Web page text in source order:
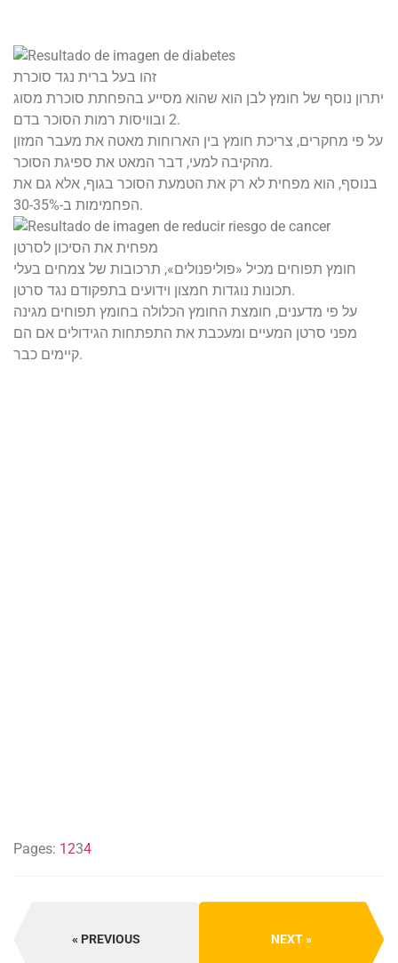
זהו בעל ברית נגד סוכרת
יתרון נוסף של חומץ לבן הוא שהוא מסייע בהפחתת סוכרת מסוג
2 ובוויסות רמות הסוכר בדם.
על פי מחקרים, צריכת חומץ בין הארוחות מאטה את מעבר המזון
מהקיבה למעי, דבר המאט את ספיגת הסוכר.
בנוסף, הוא מפחית לא רק את הטמעת הסוכר בגוף, אלא גם את
הפחמימות ב-30-35%.
מפחית את הסיכון לסרטן
חומץ תפוחים מכיל «פוליפנולים», תרכובות של צמחים בעלי
תכונות נוגדות חמצון וידועים בתפקודם נגד סרטן.
על פי מדענים, חומצת החומץ הכלולה בחומץ תפוחים מגינה
מפני סרטן המעיים ומעכבת את התפתחות הגידולים אם הם
קיימים כבר.
Pages: 1 234
PREVIOUS NEXT